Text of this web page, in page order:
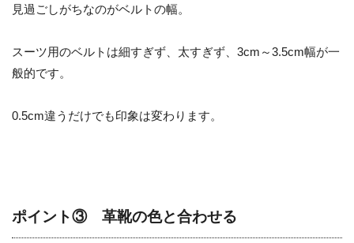
見過ごしがちなのがベルトの幅。
スーツ用のベルトは細すぎず、太すぎず、3cm～3.5cm幅が一
般的です。
0.5cm違うだけでも印象は変わります。
ポイント③ 革靴の色と合わせる